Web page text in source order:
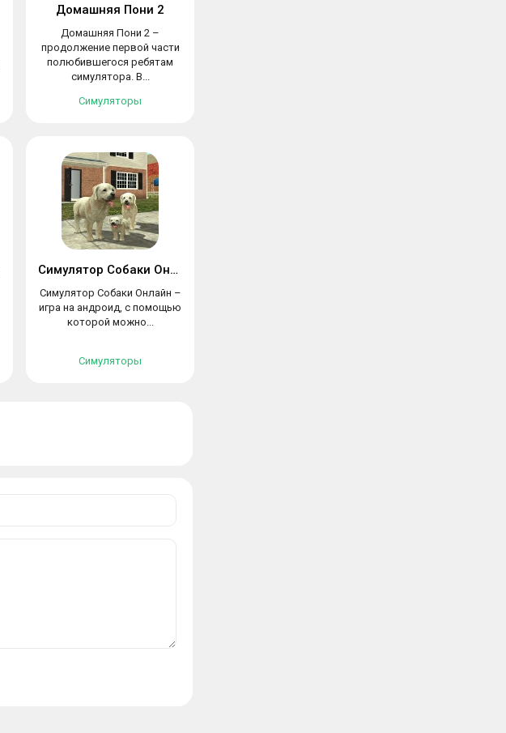
Домашняя Пони 2
Домашняя Пони 2 –
продолжение первой части
полюбившегося ребятам
симулятора. В...
Симуляторы
Симулятор Собаки Онлайн
Симулятор Собаки Онлайн –
игра на андроид, с помощью
которой можно...
Симуляторы